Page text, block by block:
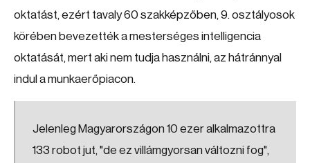
oktatást, ezért tavaly 60 szakképzőben, 9. osztályosok
körében bevezették a mesterséges intelligencia
oktatását, mert aki nem tudja használni, az hátránnyal
indul a munkaerőpiacon.
Jelenleg Magyarországon 10 ezer alkalmazottra
133 robot jut, "de ez villámgyorsan változni fog",